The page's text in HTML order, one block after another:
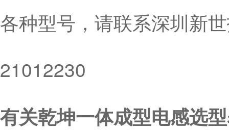
各种型号，请联系深圳新
21012230
有关乾坤一体成型电感选